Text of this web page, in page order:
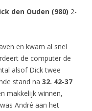
den Ouden (980) 2-
en kwam al snel
de computer de
alsof Dick twee
stand na 32. 42-37
makkelijk winnen,
André aan het